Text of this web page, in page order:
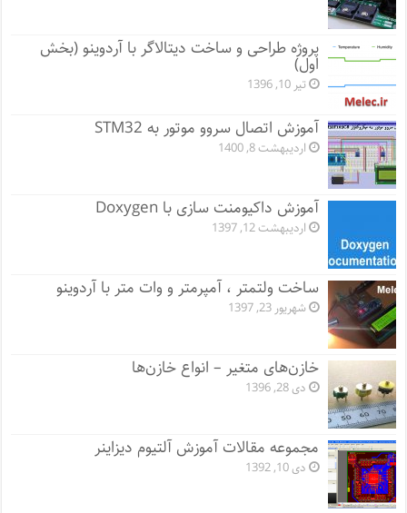
پروژه طراحی و ساخت دیتالاگر با آردوینو (بخش
اول)
تیر 10, 1396
آموزش اتصال سروو موتور به STM32
اردیبهشت 8, 1400
آموزش داکیومنت سازی با Doxygen
اردیبهشت 12, 1397
ساخت ولتمتر ، آمپرمتر و وات متر با آردوینو
شهریور 23, 1397
خازن‌های متغیر – انواع خازن‌ها
دی 28, 1396
مجموعه مقالات آموزش آلتیوم دیزاینر
دی 10, 1392